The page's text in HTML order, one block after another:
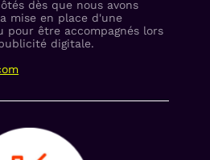
dès que nous avons
mise en place d'une
pour être accompagnés lors
digitale.